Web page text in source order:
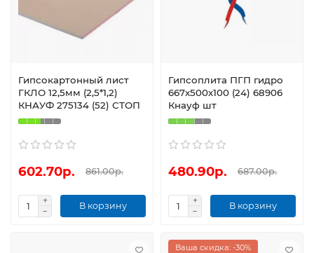
Гипсокартонный лист
ГКЛО 12,5мм (2,5*1,2)
КНАУФ 275134 (52) СТОП
602.70р. 861.00р.
В корзину
Гипсоплита ПГП гидро
667х500х100 (24) 68906
Кнауф шт
480.90р. 687.00р.
В корзину
Ваша скидка: -30%